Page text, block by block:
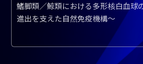
鰭脚類／鯨類における多形核白血球
進出を支えた自然免疫機構～